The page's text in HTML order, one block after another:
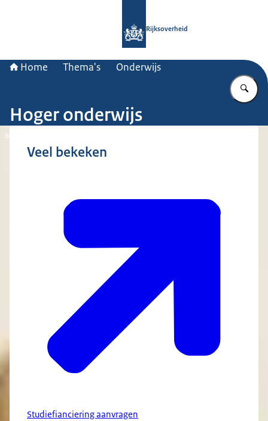
Rijksoverheid
Home Thema's Onderwijs
Hoger onderwijs
Beeld: © Ministerie van Algemene Zaken
Veel bekeken
Studiefianciering aanvragen